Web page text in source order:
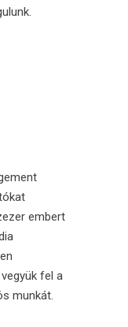
embert
fel a
munkát.